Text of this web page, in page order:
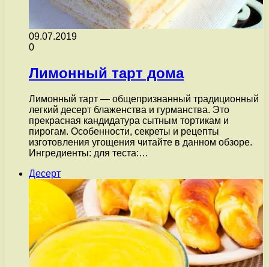
09.07.2019
0
Лимонный тарт дома
Лимонный тарт — общепризнанный традиционный
легкий десерт блаженства и гурманства. Это
прекрасная кандидатура сытным тортикам и
пирогам. Особенности, секреты и рецепты
изготовления угощения читайте в данном обзоре.
Ингредиенты: для теста:…
Десерт